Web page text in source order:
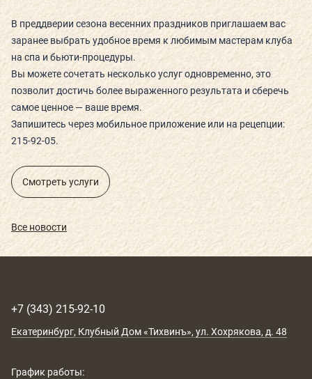
ДЕТСКИЙ КЛУБ
О КЛУБЕ
КЛУБНЫЕ КАРТЫ
ГОСТЕВОЙ ВИЗИТ
РАСПИСАНИЕ
КОНТАКТЫ
В преддверии сезона весенних праздников приглашаем вас
заранее выбрать удобное время к любимым мастерам клуба
на спа и бьюти-процедуры.
Вы можете сочетать несколько услуг одновременно, это
позволит достичь более выраженного результата и сберечь
самое ценное — ваше время.
Запишитесь через мобильное приложение или на рецепции:
215-92-05.
Смотреть услуги
Все новости
+7 (343) 215-92-10
Екатеринбург, Клубный Дом «Тихвинъ», ул. Хохрякова, д. 48
График работы: